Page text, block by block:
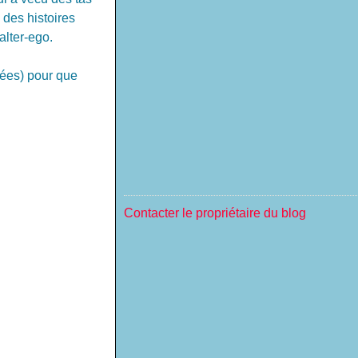
histoires
ego.
pour que
Contacter le propriétaire du blog